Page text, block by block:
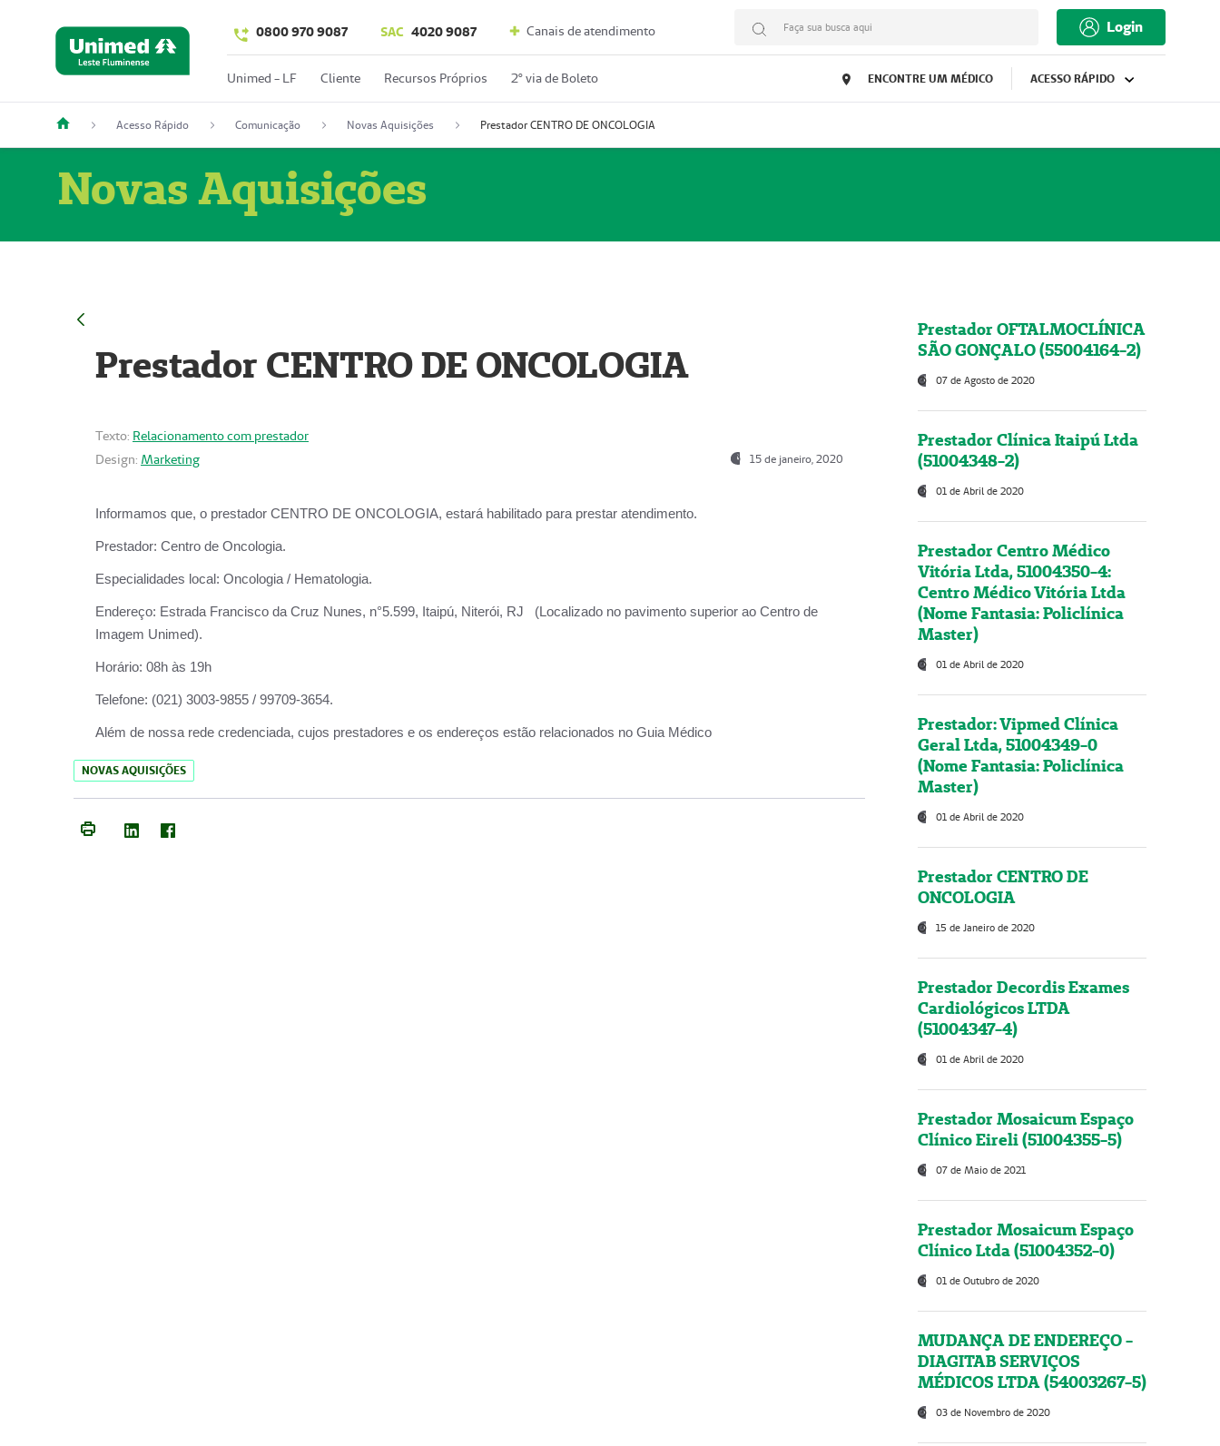
0800 970 9087 SAC 4020 9087 Canais de atendimento Faça sua busca aqui Login
Unimed - LF Cliente Recursos Próprios 2º via de Boleto ENCONTRE UM MÉDICO ACESSO RÁPIDO
Acesso Rápido Comunicação Novas Aquisições Prestador CENTRO DE ONCOLOGIA
Novas Aquisições
Prestador CENTRO DE ONCOLOGIA
Texto: Relacionamento com prestador
Design: Marketing 15 de janeiro, 2020
Informamos que, o prestador CENTRO DE ONCOLOGIA, estará habilitado para prestar atendimento.
Prestador: Centro de Oncologia.
Especialidades local: Oncologia / Hematologia.
Endereço: Estrada Francisco da Cruz Nunes, n°5.599, Itaipú, Niterói, RJ (Localizado no pavimento superior ao Centro de
Imagem Unimed).
Horário: 08h às 19h
Telefone: (021) 3003-9855 / 99709-3654.
Além de nossa rede credenciada, cujos prestadores e os endereços estão relacionados no Guia Médico
NOVAS AQUISIÇÕES
Prestador OFTALMOCLÍNICA
SÃO GONÇALO (55004164-2)
07 de Agosto de 2020
Prestador Clínica Itaipú Ltda
(51004348-2)
01 de Abril de 2020
Prestador Centro Médico
Vitória Ltda, 51004350-4:
Centro Médico Vitória Ltda
(Nome Fantasia: Policlínica
Master)
01 de Abril de 2020
Prestador: Vipmed Clínica
Geral Ltda, 51004349-0
(Nome Fantasia: Policlínica
Master)
01 de Abril de 2020
Prestador CENTRO DE
ONCOLOGIA
15 de Janeiro de 2020
Prestador Decordis Exames
Cardiológicos LTDA
(51004347-4)
01 de Abril de 2020
Prestador Mosaicum Espaço
Clínico Eireli (51004355-5)
07 de Maio de 2021
Prestador Mosaicum Espaço
Clínico Ltda (51004352-0)
01 de Outubro de 2020
MUDANÇA DE ENDEREÇO -
DIAGITAB SERVIÇOS
MÉDICOS LTDA (54003267-5)
03 de Novembro de 2020